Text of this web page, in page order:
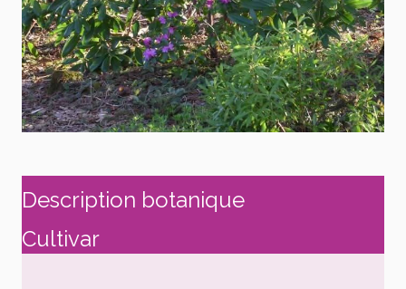
Description botanique
Cultivar